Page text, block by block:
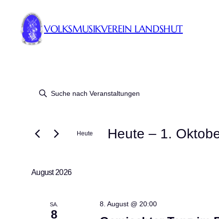
VOLKSMUSIKVEREIN LANDSHUT
Veranstaltungen
und
Ansichten,
Navigation
Bitte
Suche
Schlüsselwort.
Heute Heute – 1.
August 2026
SA.
8
8. August @ 20:00